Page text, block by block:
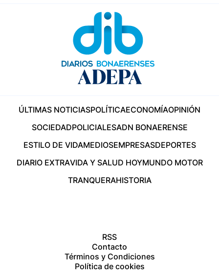
ÚLTIMAS NOTICIASPOLÍTICAECONOMÍAOPINIÓN
SOCIEDADPOLICIALESADN BONAERENSE
ESTILO DE VIDAMEDIOSEMPRESASDEPORTES
DIARIO EXTRAVIDA Y SALUD HOYMUNDO MOTOR
TRANQUERAHISTORIA
RSS
Contacto
Términos y Condiciones
Política de cookies